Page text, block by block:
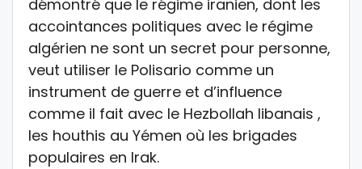
démontré que le régime iranien, dont les
accointances politiques avec le régime
algérien ne sont un secret pour personne,
veut utiliser le Polisario comme un
instrument de guerre et d’influence
comme il fait avec le Hezbollah libanais ,
les houthis au Yémen où les brigades
populaires en Irak.